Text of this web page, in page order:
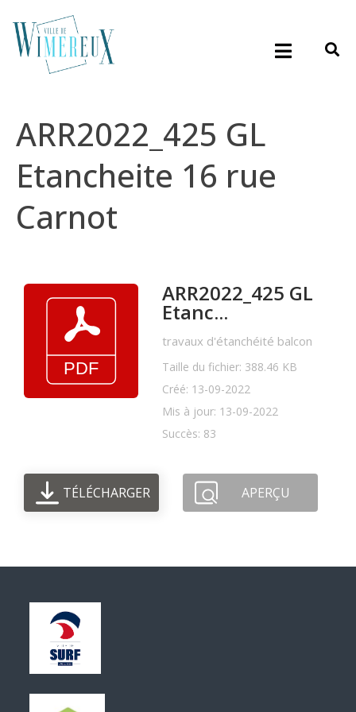
ARR2022_425 GL
Etancheite 16 rue
Carnot
ARR2022_425 GL
Etanc...
travaux d'étanchéité balcon
Taille du fichier: 388.46 KB
Créé: 13-09-2022
Mis à jour: 13-09-2022
Succès: 83
TÉLÉCHARGER APERÇU